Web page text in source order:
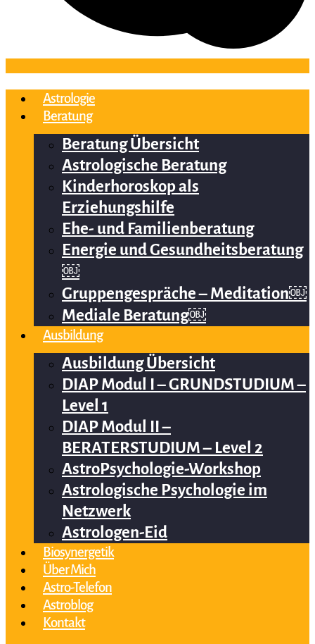
Astrologie
Beratung
Beratung Übersicht
Astrologische Beratung
Kinderhoroskop als
Erziehungshilfe
Ehe- und Familienberatung
Energie und Gesundheitsberatung
￼
Gruppengespräche – Meditation￼
Mediale Beratung￼
Ausbildung
Ausbildung Übersicht
DIAP Modul I – GRUNDSTUDIUM –
Level 1
DIAP Modul II –
BERATERSTUDIUM – Level 2
AstroPsychologie-Workshop
Astrologische Psychologie im
Netzwerk
Astrologen-Eid
Biosynergetik
Über Mich
Astro-Telefon
Astroblog
Kontakt